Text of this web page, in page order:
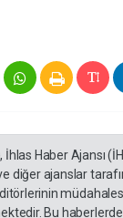
İhlas Haber Ajansı
diğer ajanslar
Bu